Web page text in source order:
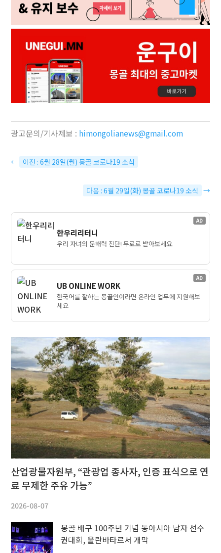
광고문의/기사제보 : himongolianews@gmail.com
← 이전 : 6월 28일(월) 몽골 코로나19 소식
다음 : 6월 29일(화) 몽골 코로나19 소식 →
AD
한우리리터니
우리 자녀의 문해력 진단! 무료로 받아보세요.
AD
UB ONLINE WORK
한국어를 잘하는 몽골인이라면 온라인 업무에 지원해보
세요
산업광물자원부, “관광업 종사자, 인증 표식으로 연
료 무제한 주유 가능”
2026-08-07
몽골 배구 100주년 기념 동아시아 남자 선수
권대회, 울란바타르서 개막